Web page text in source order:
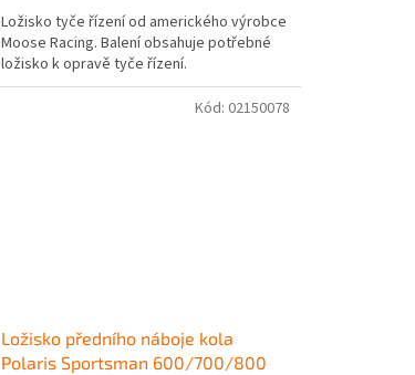
Ložisko tyče řízení od amerického výrobce
Moose Racing. Balení obsahuje potřebné
ložisko k opravě tyče řízení.
Ložisko předního náboje kola
Polaris Sportsman 600/700/800
Kód: 02150078